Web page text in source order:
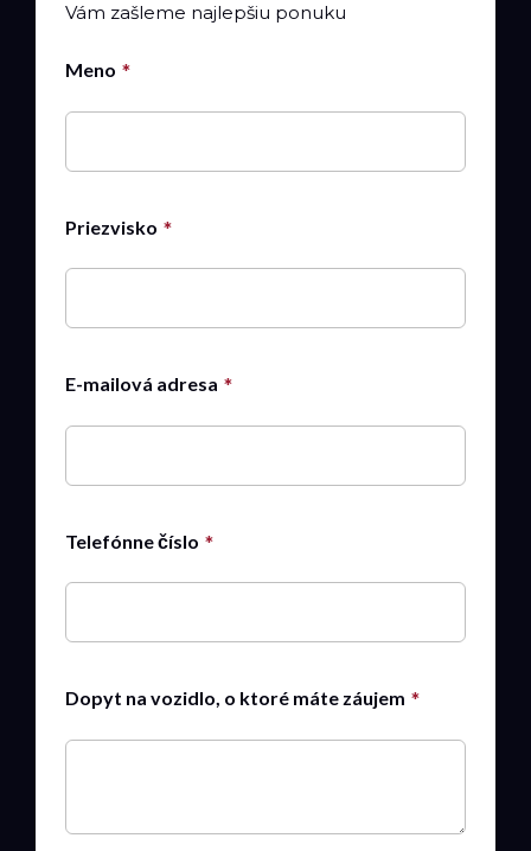
Vám zašleme najlepšiu ponuku
Meno
Priezvisko
E-mailová adresa
Telefónne číslo
Dopyt na vozidlo, o ktoré máte záujem